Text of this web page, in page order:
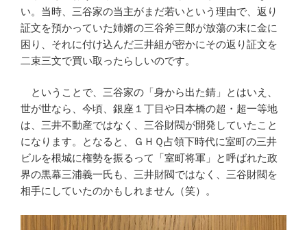
い。当時、三谷家の当主がまだ若いという理由で、返り
証文を預かっていた姉婿の三谷斧三郎が放蕩の末に金に
困り、それに付け込んだ三井組が密かにその返り証文を
二束三文で買い取ったらしいのです。
ということで、三谷家の「身から出た錆」とはいえ、
世が世なら、今頃、銀座１丁目や日本橋の超・超一等地
は、三井不動産ではなく、三谷財閥が開発していたこと
になります。となると、ＧＨＱ占領下時代に室町の三井
ビルを根城に権勢を振るって「室町将軍」と呼ばれた政
界の黒幕三浦義一氏も、三井財閥ではなく、三谷財閥を
相手にしていたのかもしれません（笑）。